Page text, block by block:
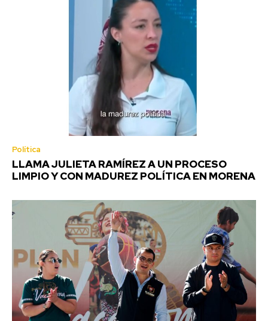
Política
LLAMA JULIETA RAMÍREZ A UN PROCESO
LIMPIO Y CON MADUREZ POLÍTICA EN MORENA